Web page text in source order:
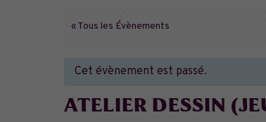
« Tous les Évènements
Cet évènement est passé.
ATELIER DESSIN